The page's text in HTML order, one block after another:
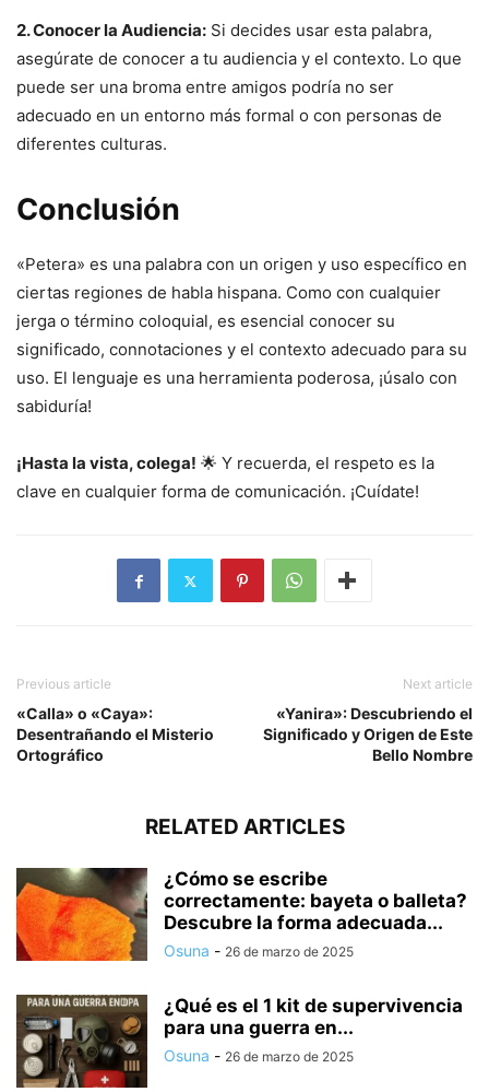
2. Conocer la Audiencia: Si decides usar esta palabra,
asegúrate de conocer a tu audiencia y el contexto. Lo que
puede ser una broma entre amigos podría no ser
adecuado en un entorno más formal o con personas de
diferentes culturas.
Conclusión
«Petera» es una palabra con un origen y uso específico en
ciertas regiones de habla hispana. Como con cualquier
jerga o término coloquial, es esencial conocer su
significado, connotaciones y el contexto adecuado para su
uso. El lenguaje es una herramienta poderosa, ¡úsalo con
sabiduría!
¡Hasta la vista, colega! 🌟 Y recuerda, el respeto es la
clave en cualquier forma de comunicación. ¡Cuídate!
Previous article
«Calla» o «Caya»:
Desentrañando el Misterio
Ortográfico
Next article
«Yanira»: Descubriendo el
Significado y Origen de Este
Bello Nombre
RELATED ARTICLES
¿Cómo se escribe
correctamente: bayeta o balleta?
Descubre la forma adecuada...
Osuna - 26 de marzo de 2025
¿Qué es el 1 kit de supervivencia
para una guerra en...
Osuna - 26 de marzo de 2025